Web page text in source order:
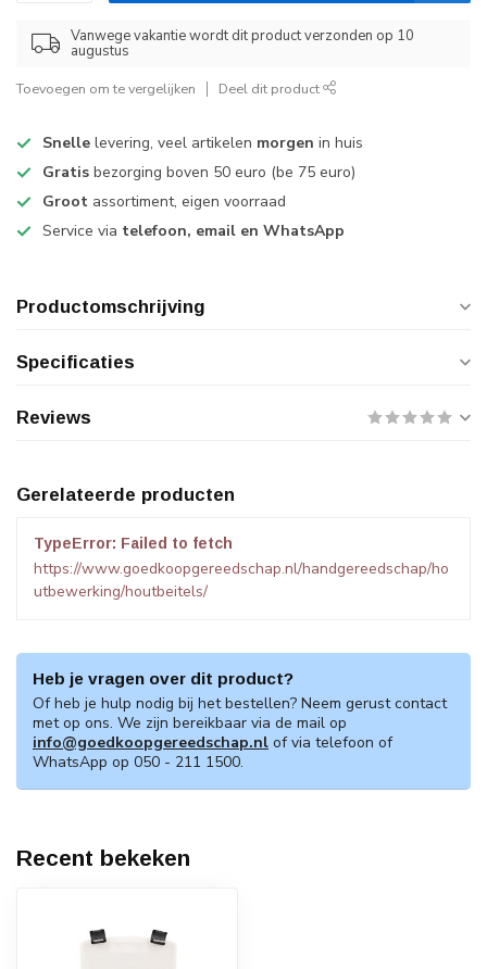
Vanwege vakantie wordt dit product verzonden op 10
augustus
Toevoegen om te vergelijken Deel dit product
Snelle levering, veel artikelen morgen in huis
Gratis bezorging boven 50 euro (be 75 euro)
Groot assortiment, eigen voorraad
Service via telefoon, email en WhatsApp
Productomschrijving
Specificaties
Reviews
Gerelateerde producten
TypeError: Failed to fetch
https://www.goedkoopgereedschap.nl/handgereedschap/ho
utbewerking/houtbeitels/
Heb je vragen over dit product?
Of heb je hulp nodig bij het bestellen? Neem gerust contact
met op ons. We zijn bereikbaar via de mail op
info@goedkoopgereedschap.nl of via telefoon of
WhatsApp op 050 - 211 1500.
Recent bekeken